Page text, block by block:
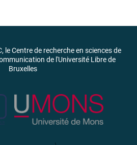
le Centre de recherche en sciences de
de l'Université Libre de
Bruxelles